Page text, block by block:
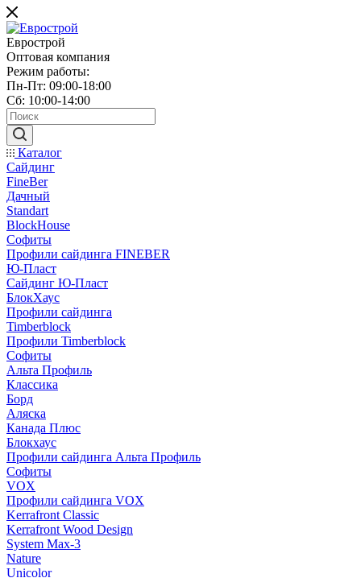
Еврострой
Оптовая компания
Режим работы:
Пн-Пт: 09:00-18:00
Сб: 10:00-14:00
Каталог
Сайдинг
FineBer
Дачный
Standart
BlockHouse
Софиты
Профили сайдинга FINEBER
Ю-Пласт
Сайдинг Ю-Пласт
БлокХаус
Профили сайдинга
Timberblock
Профили Timberblock
Софиты
Альта Профиль
Классика
Борд
Аляска
Канада Плюс
Блокхаус
Профили сайдинга Альта Профиль
Софиты
VOX
Профили сайдинга VOX
Kerrafront Classic
Kerrafront Wood Design
System Max-3
Nature
Unicolor